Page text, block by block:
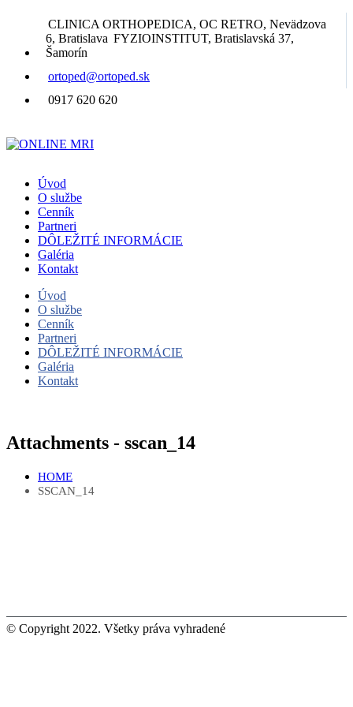
CLINICA ORTHOPEDICA, OC RETRO, Nevädzova
6, Bratislava FYZIOINSTITUT, Bratislavská 37,
Šamorín
ortoped@ortoped.sk
0917 620 620
Úvod
O službe
Cenník
Partneri
DÔLEŽITÉ INFORMÁCIE
Galéria
Kontakt
Úvod
O službe
Cenník
Partneri
DÔLEŽITÉ INFORMÁCIE
Galéria
Kontakt
Attachments - sscan_14
HOME
SSCAN_14
© Copyright 2022. Všetky práva vyhradené